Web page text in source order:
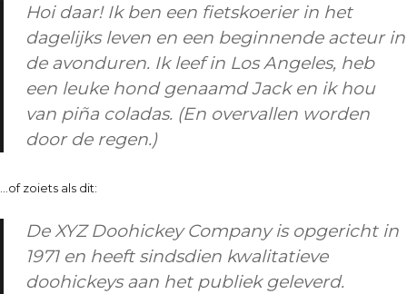
Hoi daar! Ik ben een fietskoerier in het
dagelijks leven en een beginnende acteur in
de avonduren. Ik leef in Los Angeles, heb
een leuke hond genaamd Jack en ik hou
van piña coladas. (En overvallen worden
door de regen.)
…of zoiets als dit:
De XYZ Doohickey Company is opgericht in
1971 en heeft sindsdien kwalitatieve
doohickeys aan het publiek geleverd.